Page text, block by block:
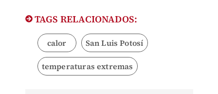
TAGS RELACIONADOS:
calor San Luis Potosí
temperaturas extremas